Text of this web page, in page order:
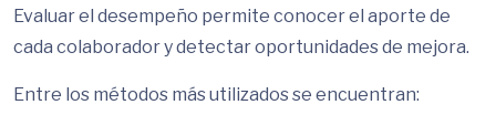
Evaluar el desempeño permite conocer el aporte de
cada colaborador y detectar oportunidades de mejora.
Entre los métodos más utilizados se encuentran: